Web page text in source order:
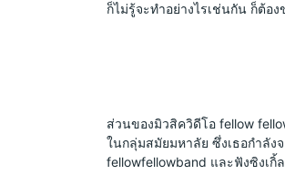
ก็ไม่รู้จะทำอย่างไรเช่นกัน ก็ต้อ
ส่วนของมิวสิควิดีโอ fellow
ในกลุ่มสมัยมหาลัย ซึ่งเธอกำลัง
fellowfellowband และฟังซิงเกิ้